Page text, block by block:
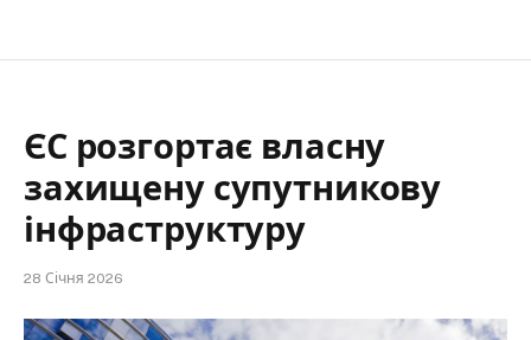
ЄС розгортає власну
захищену супутникову
інфраструктуру
28 Січня 2026